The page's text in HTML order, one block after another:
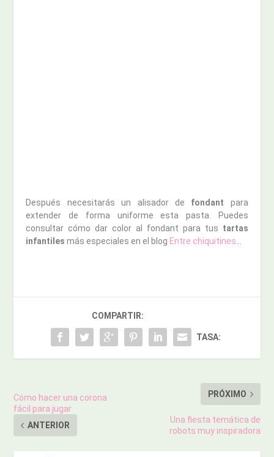
Después necesitarás un alisador de fondant para
extender de forma uniforme esta pasta. Puedes
consultar cómo dar color al fondant para tus tartas
infantiles más especiales en el blog Entre chiquitines
COMPARTIR:
TASA:
Cómo hacer una corona
fácil para jugar
ANTERIOR
PRÓXIMO
Una fiesta temática de
robots muy inspiradora